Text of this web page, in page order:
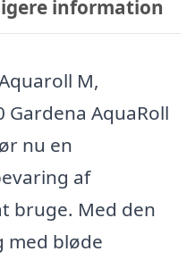
information
M,
Gardena AquaRoll
nu en
af
bruge. Med den
med bløde